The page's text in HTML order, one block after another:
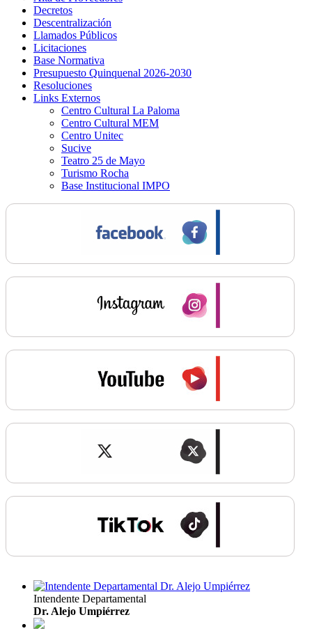
Decretos
Descentralización
Llamados Públicos
Licitaciones
Base Normativa
Presupuesto Quinquenal 2026-2030
Resoluciones
Links Externos
Centro Cultural La Paloma
Centro Cultural MEM
Centro Unitec
Sucive
Teatro 25 de Mayo
Turismo Rocha
Base Institucional IMPO
Intendente Departamental
Dr. Alejo Umpiérrez